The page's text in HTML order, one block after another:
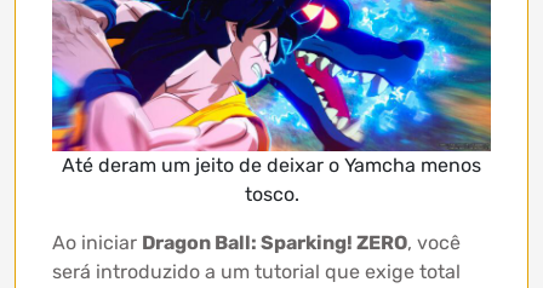
Até deram um jeito de deixar o Yamcha menos
tosco.
Ao iniciar Dragon Ball: Sparking! ZERO, você
será introduzido a um tutorial que exige total